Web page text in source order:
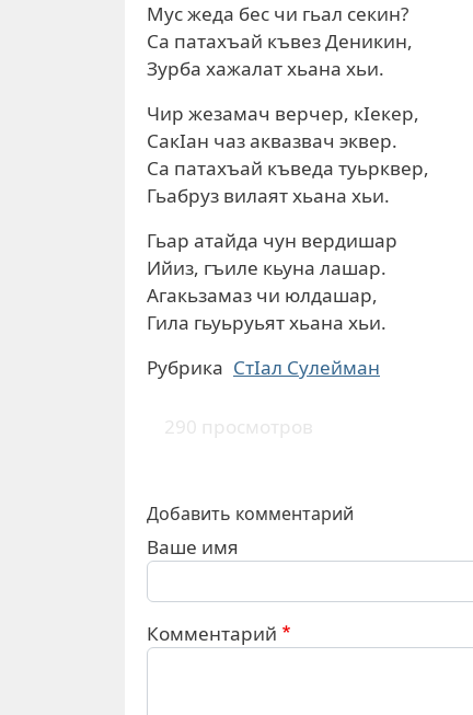
Мус жеда бес чи гьал секин?
Са патахъай къвез Деникин,
Зурба хажалат хьана хьи.
Чир жезамач верчер, кIекер,
СакIан чаз аквазвач эквер.
Са патахъай къведа туьрквер,
Гьабруз вилаят хьана хьи.
Гьар атайда чун вердишар
Ийиз, гъиле кьуна лашар.
Агакьзамаз чи юлдашар,
Гила гьуьруьят хьана хьи.
Рубрика СтIал Сулейман
290 просмотров
Добавить комментарий
Ваше имя
Комментарий